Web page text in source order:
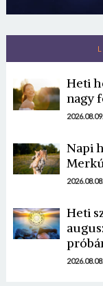
Heti
nagy
2026.08.09.
Napi
2026.08.08.
Heti
2026.08.08.